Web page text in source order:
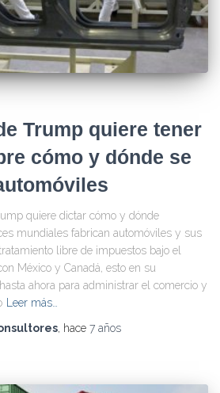
Trump quiere tener
cómo y dónde se
quiere dictar cómo y dónde
mundiales fabrican automóviles y sus
libre de impuestos bajo el
México y Canadá, esto en su
ahora para administrar el comercio y
Leer más…
, hace 7 años